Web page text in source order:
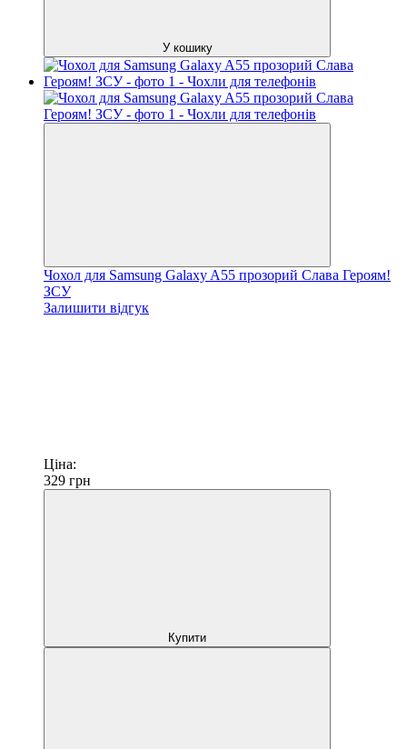
У кошику
Чохол для Samsung Galaxy A55 прозорий Слава Героям!
ЗСУ
Залишити відгук
Ціна:
329 грн
Купити